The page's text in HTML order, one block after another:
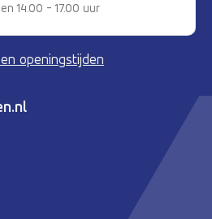
14.00 - 17.00 uur
openingstijden